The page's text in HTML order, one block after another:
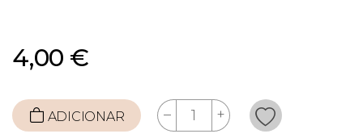
4,00 €
ADICIONAR